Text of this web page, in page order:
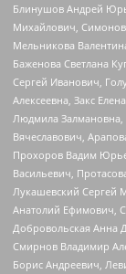
Блинушов Андрей
Михайлович, Симонов
Мельникова
Баженова Светлана
Сергей Иванович,
Алексеевна, Закс
Людмила Залмановна,
Вячеславович,
Прохоров Вадим
Васильевич,
Лукашевский Сергей
Анатолий Ефимович,
Добровольская Анна
Смирнов Владимир
Борис Андреевич,